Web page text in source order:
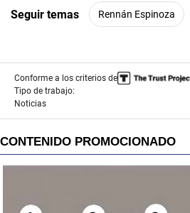
Seguir temas Rennán Espinoza
Conforme a los criterios de
Tipo de trabajo:
Noticias